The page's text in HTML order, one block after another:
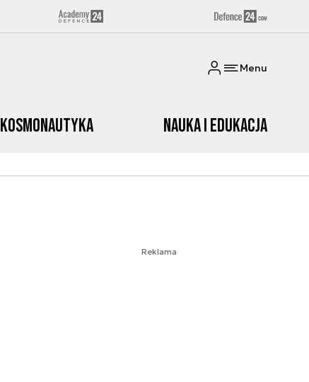
Menu
Kosmonautyka Nauka i edukacja
Reklama